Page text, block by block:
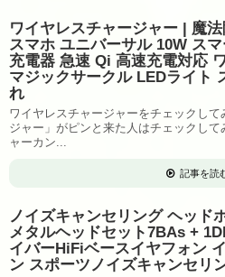
ワイヤレスチャージャー | 魔
スマホ ユニバーサル 10W ス
充電器 急速 Qi 高速充電対応
マジックサークル LEDライト
れ
ワイヤレスチャージャーをチェックし
ジャー」がピンと来た人はチェックし
ャーカン...
記事を読
ノイズキャンセリング ヘッド
メタルヘッドセット7BAs +
イバーHiFiベースイヤフォン
ン スポーツノイズキャンセリ